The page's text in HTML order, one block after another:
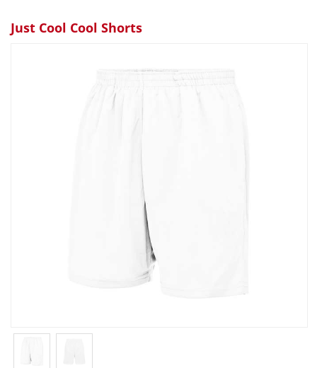
Just Cool Cool Shorts